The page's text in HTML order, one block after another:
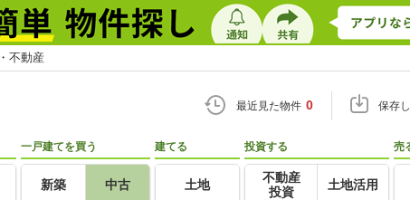
不動産
最近見た物件 0 保存
一戸建てを買う
新築 中古
建てる
土地
投資する
不動産
投資
土地活用
売